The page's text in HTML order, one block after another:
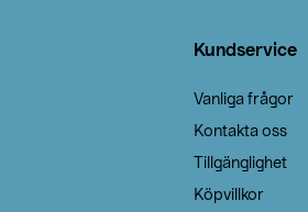
Kundservice
Vanliga frågor
Kontakta oss
Tillgänglighet
Köpvillkor